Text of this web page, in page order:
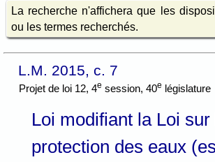
La recherche n'affichera que les
ou les termes recherchés.
L.M. 2015, c. 7
Projet de loi 12, 4e session, 40e législature
Loi modifiant la Loi sur
protection des eaux